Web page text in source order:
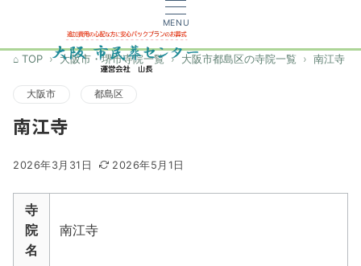
MENU
TOP 大阪市・堺市寺院一覧 大阪市都島区の寺院一覧 南江寺
大阪市 都島区
南江寺
2026年3月31日 2026年5月1日
寺
院
名
南江寺